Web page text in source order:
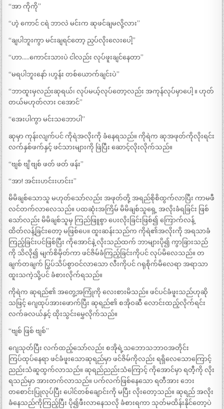
“အာ ကိုကို”
“ဟဲ့ ကောင် ငရဲ ဘာလဲ မင်းက ဆုဖင်ချမလို့လား”
“ချပါဘူးကွာ မင်းချရင်တော့ ညှပ်လိုးလေးပေါ့”
“ဟာ…..ကောင်းသားပဲ ငါလည်း လုပ်ဖူးချင်နေတာ”
“မရပါဘူးနော် ၊ဟွန်း တစ်ယောက်ချင်းပဲ”
“ဘာထူးမှလည်းဆုရယ်၊ လုပ်မယ့်လုပ်တော့လည်း အကုန်လုပ်မှာပေါ့ ။ ဟုတ်
တယ်မဟုတ်လား ငအောင်”
“အေးပါကွာ မင်းသဘောပါ”
ဆုမှာ ကုန်းလျက်ပင် ကိုရဲအလိုးကို ခံနေရသည်။ ကိုရဲက ဆုအဖုတ်ကိုလိုးရင်း
လက်နှစ်ဖက်နှင့် ဖင်သားများကို ဖြဲပြီး ဆောင့်လိုးလိုက်သည်။
“ဗျစ် ဗျိ ဗျစ် ဖတ် ဖတ် ဖန်း”
“အာ! အင်းးဟင်းးဟင်းး”
မိမိချစ်သောသူ မဟုတ်သော်လည်း အဖုတ်တို့ အရည်စိုစိထွက်လာပြီး ကာမဖီ
လင်တက်လာလေသည်။ ပထဆုံးအကြိမ် မိမိချစ်သူရှေ့ အလိုးခံရခြင်း ဖြစ်
သော်လည်း မိမိချစ်သူမှ ကြည်ဖြူစွာ ပေးလိုးခြင်းဖြစ်၍ ကြောက်လန့်
ထိတ်လန့်ခြင်းတော့ မဖြစ်ပေ။ ထူးဆန်းသည်က ကိုရဲ၏အလိုးကို အရသာခံ
ကြည့်ခြင်းပင်ဖြစ်ပြီး ကို‌အောင်နဲ့ လိုးသည်ထက် ဘာများပို၍ ကွာခြားသည်
ကို သိလို၍ မျက်စိမှိတ်ကာ ဖင်ဇိမ်ခံကြည့်ခြင်းကိုပင် လုပ်မိလေသည်။ တ
ချက်တချက် ပြွပ်သိပ်စွာဝင်လာသော လီးကိုပင် ဂရုစိုက်မိလေရာ အရာသာ
ထူးသကဲ့သို့ပင် ခံစားလိုက်ရသည်။
ကိုရဲက ဆုရည်၏ အတွေ့အကြုံကို လေးစားမိသည်။ ဖင်ပင်ခံဖူးသည်ဟုဆို
သဖြင့် ဂျေထုပ်အားဖောက်ပြီး ဆုရည်၏ စအိုဝဆီ လောင်းထည့်လိုက်ရင်း
လက်ခလယ်နှင့် ထိုးသွင်းမွှေလိုက်သည်။
“ဗျစ် ဖြစ် ဗျစ်”
ဂျေသုတ်ပြီး လက်ထည့်သော်လည်း စအိုရဲ့သဘောသဘာဝအတိုင်း
ကြပ်ထုပ်နေရာ ဖင်ခံဖူးသောဆုရည်မှာ ဖင်ဇိမ်ကိုလည်း ရရှိလေသောကြောင့်
ညည်းသံဆူထွက်လာသည်။ ဆုရည်ညည်းသံကြောင့် ကိုအောင်မှာ ရတီ့ကို လိုး
ရသည်မှာ အားတက်လာသည်။ ပက်လက်ဖြစ်နေသော ရတီအား ဘေး
တစောင်းပြုလုပ်ပြီး ပေါင်တစ်ချောင်းကို မပြီး လိုးတော့သည်။ ဆုရည် အလိုး
ခံနေသည်ကိုကြည့်ပြီး ပို၍ဖီးလာနေသလို ခံစားရကာ သုတ်မထိန်းနိုင်တော့ပဲ